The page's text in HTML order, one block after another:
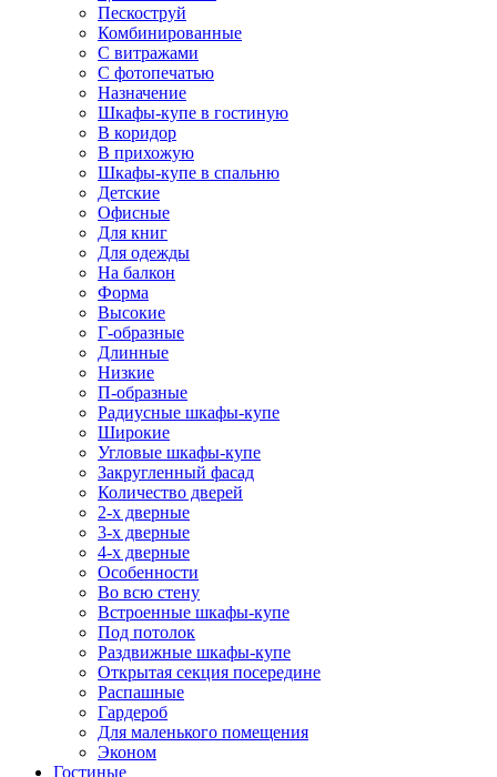
Пескоструй
Комбинированные
С витражами
С фотопечатью
Назначение
Шкафы-купе в гостиную
В коридор
В прихожую
Шкафы-купе в спальню
Детские
Офисные
Для книг
Для одежды
На балкон
Форма
Высокие
Г-образные
Длинные
Низкие
П-образные
Радиусные шкафы-купе
Широкие
Угловые шкафы-купе
Закругленный фасад
Количество дверей
2-х дверные
3-х дверные
4-х дверные
Особенности
Во всю стену
Встроенные шкафы-купе
Под потолок
Раздвижные шкафы-купе
Открытая секция посередине
Распашные
Гардероб
Для маленького помещения
Эконом
Гостиные